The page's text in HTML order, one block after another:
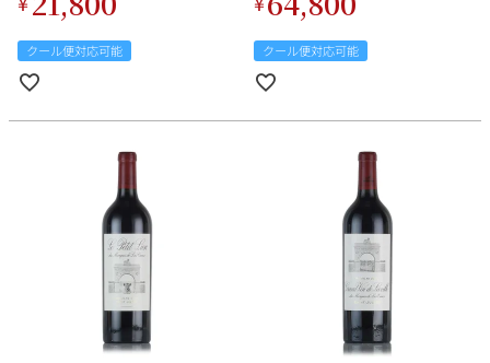
クール便対応可能 クール便対応可能